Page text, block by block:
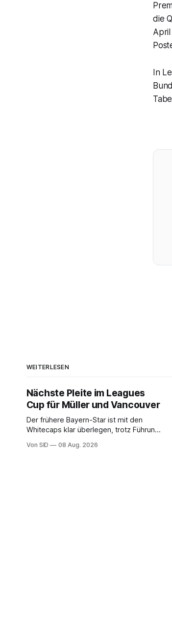
die
In
WEITERLESEN
Nächste Pleite im Leagues
Cup für Müller und Vancouver
Der frühere Bayern-Star ist mit den
Whitecaps klar überlegen, trotz Führung
Punkte.
Von SID 08 Aug. 2026